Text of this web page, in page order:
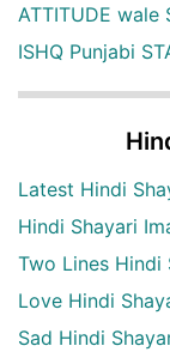
ATTITUDE wale
ISHQ Punjabi
Latest Hindi
Hindi Shayari
Two Lines Hindi
Love Hindi
Sad Hindi